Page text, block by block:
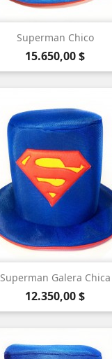
Superman Chico
Precio
15.650,00 $
Superman Galera Chica
Precio
12.350,00 $